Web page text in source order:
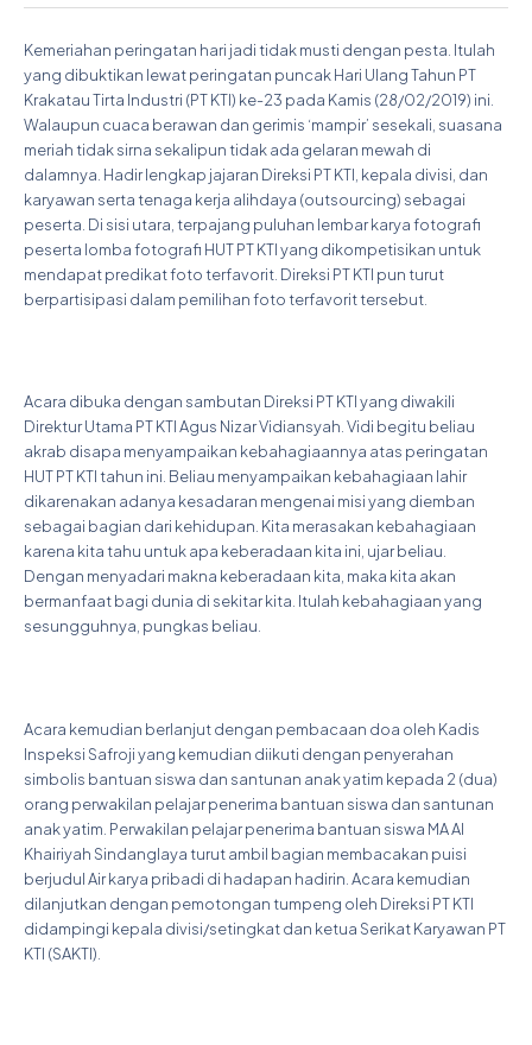
Kemeriahan peringatan hari jadi tidak musti dengan pesta. Itulah
yang dibuktikan lewat peringatan puncak Hari Ulang Tahun PT
Krakatau Tirta Industri (PT KTI) ke-23 pada Kamis (28/02/2019) ini.
Walaupun cuaca berawan dan gerimis ‘mampir’ sesekali, suasana
meriah tidak sirna sekalipun tidak ada gelaran mewah di
dalamnya. Hadir lengkap jajaran Direksi PT KTI, kepala divisi, dan
karyawan serta tenaga kerja alihdaya (outsourcing) sebagai
peserta. Di sisi utara, terpajang puluhan lembar karya fotografi
peserta lomba fotografi HUT PT KTI yang dikompetisikan untuk
mendapat predikat foto terfavorit. Direksi PT KTI pun turut
berpartisipasi dalam pemilihan foto terfavorit tersebut.
Acara dibuka dengan sambutan Direksi PT KTI yang diwakili
Direktur Utama PT KTI Agus Nizar Vidiansyah. Vidi begitu beliau
akrab disapa menyampaikan kebahagiaannya atas peringatan
HUT PT KTI tahun ini. Beliau menyampaikan kebahagiaan lahir
dikarenakan adanya kesadaran mengenai misi yang diemban
sebagai bagian dari kehidupan. Kita merasakan kebahagiaan
karena kita tahu untuk apa keberadaan kita ini, ujar beliau.
Dengan menyadari makna keberadaan kita, maka kita akan
bermanfaat bagi dunia di sekitar kita. Itulah kebahagiaan yang
sesungguhnya, pungkas beliau.
Acara kemudian berlanjut dengan pembacaan doa oleh Kadis
Inspeksi Safroji yang kemudian diikuti dengan penyerahan
simbolis bantuan siswa dan santunan anak yatim kepada 2 (dua)
orang perwakilan pelajar penerima bantuan siswa dan santunan
anak yatim. Perwakilan pelajar penerima bantuan siswa MA Al
Khairiyah Sindanglaya turut ambil bagian membacakan puisi
berjudul Air karya pribadi di hadapan hadirin. Acara kemudian
dilanjutkan dengan pemotongan tumpeng oleh Direksi PT KTI
didampingi kepala divisi/setingkat dan ketua Serikat Karyawan PT
KTI (SAKTI).